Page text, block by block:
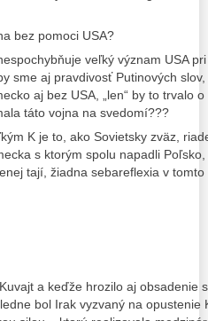
bez pomoci USA?
veľký význam USA
sme aj pravdivosť Putinových
aj bez USA, „len“ by to trvalo
táto vojna na svedomí???
K je to, ako Sovietsky zväz,
s ktorým spolu napadli
tají, žiadna sebareflexia v
a keďže hrozilo aj obsadenie
bol Irak vyzvaný na